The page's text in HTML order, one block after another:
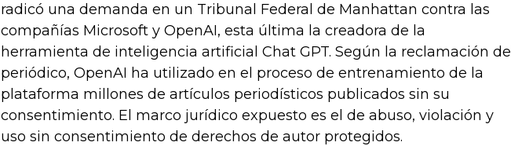
radicó una demanda en un Tribunal Federal de Manhattan contra las
compañías Microsoft y OpenAI, esta última la creadora de la
herramienta de inteligencia artificial Chat GPT. Según la reclamación del
periódico, OpenAI ha utilizado en el proceso de entrenamiento de la
plataforma millones de artículos periodísticos publicados sin su
consentimiento. El marco jurídico expuesto es el de abuso, violación y
uso sin consentimiento de derechos de autor protegidos.